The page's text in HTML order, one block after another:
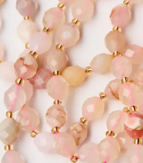
oliwka fasetowana
to jedne z najbardziej cenionych
indywidualnego charakteru.
sakura w tej wersji ma kolor różowy,
każdej sztuce indywidualny
Kamień ten kojarzony jest z
Agat sakura